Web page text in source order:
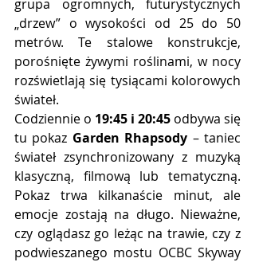
grupa ogromnych, futurystycznych
„drzew” o wysokości od 25 do 50
metrów. Te stalowe konstrukcje,
porośnięte żywymi roślinami, w nocy
rozświetlają się tysiącami kolorowych
świateł.
Codziennie o 19:45 i 20:45 odbywa się
tu pokaz Garden Rhapsody – taniec
świateł zsynchronizowany z muzyką
klasyczną, filmową lub tematyczną.
Pokaz trwa kilkanaście minut, ale
emocje zostają na długo. Nieważne,
czy oglądasz go leżąc na trawie, czy z
podwieszanego mostu OCBC Skyway